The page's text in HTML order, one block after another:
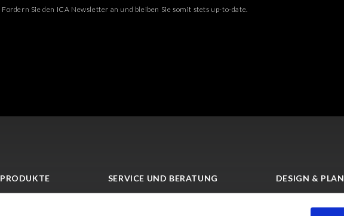
Fordern Sie den ICA Newsletter an und bleiben Sie somit stets up-to-date.
PRODUKTE SERVICE UND BERATUNG DESIGN & PLAN